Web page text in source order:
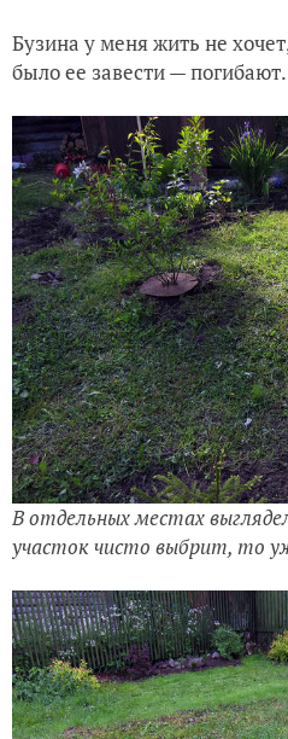
Бузина у меня жить не
было ее завести —
В отдельных местах
участок чисто выбрит, то